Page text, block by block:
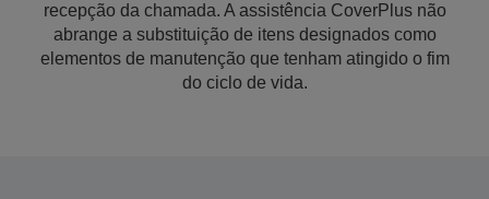
recepção da chamada. A assistência CoverPlus não
abrange a substituição de itens designados como
elementos de manutenção que tenham atingido o fim
do ciclo de vida.